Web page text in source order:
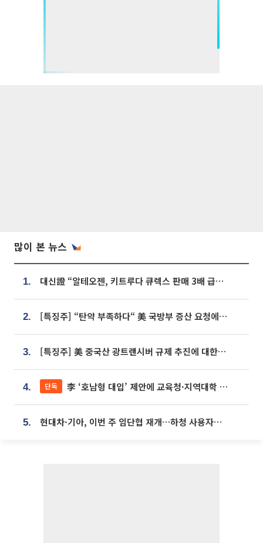
많이 본 뉴스
1. 대신證 “알테오젠, 키트루다 큐렉스 판매 3배 급증…목표가 41만원 상향”
2. [특징주] “탄약 부족하다“ 美 국방부 증산 요청에⋯국내 방산주 급등세
3. [특징주] 美 중국산 광트랜시버 규제 추진에 대한광통신 등 광통신株 강세
4. 단독 李 ‘호남형 대입’ 제안에 교육청·지역대학 서·논술형 입시 연계 '착수'
5. 현대차·기아, 이번 주 임단협 재개…하청 사용자성 재심도 ‘변수’